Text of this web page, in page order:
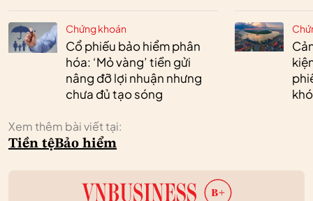
Chứng khoán
Cổ phiếu bảo hiểm phân
hóa: ‘Mỏ vàng’ tiền gửi
nâng đỡ lợi nhuận nhưng
chưa đủ tạo sóng
Xem thêm bài viết tại:
Tiền tệBảo hiểm